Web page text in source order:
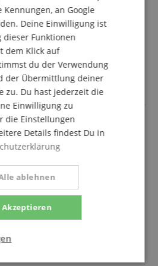
/ Ahorn
WJB Pickups
Gloss
369,00 €
Versandkostenfrei (AT)
inkl. MwSt.
- Retoure (Zustand: sehr
Kennungen, an Google
Deine Einwilligung ist
Funktionen
dem Klick auf
du der Verwendung
der Übermittlung deiner
zu. Du hast jederzeit die
Einwilligung zu
die Einstellungen
Details findest Du in
Akzeptieren
ablehnen